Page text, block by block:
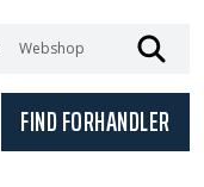
FIND FORHANDLER
Webshop